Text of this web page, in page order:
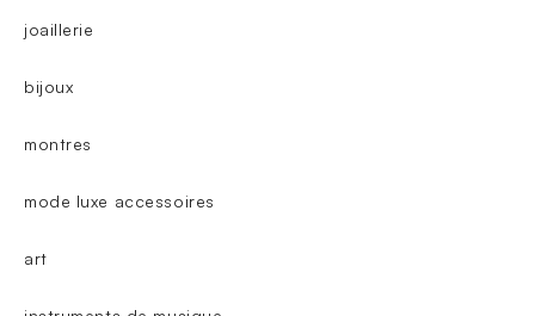
joaillerie
bijoux
montres
mode luxe accessoires
art